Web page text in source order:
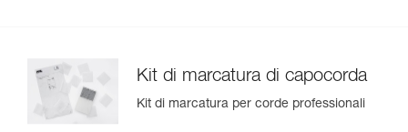
Kit di marcatura di capocorda
Kit di marcatura per corde professionali